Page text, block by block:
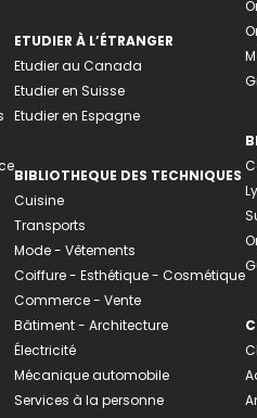
ETUDIER À L’ÉTRANGER
Etudier au Canada
Etudier en Suisse
Etudier en Espagne
BIBLIOTHEQUE DES TECHNIQUES
Cuisine
Transports
Mode - Vêtements
Coiffure - Esthétique - Cosmétique
Commerce - Vente
Bâtiment - Architecture
Électricité
Mécanique automobile
Services à la personne